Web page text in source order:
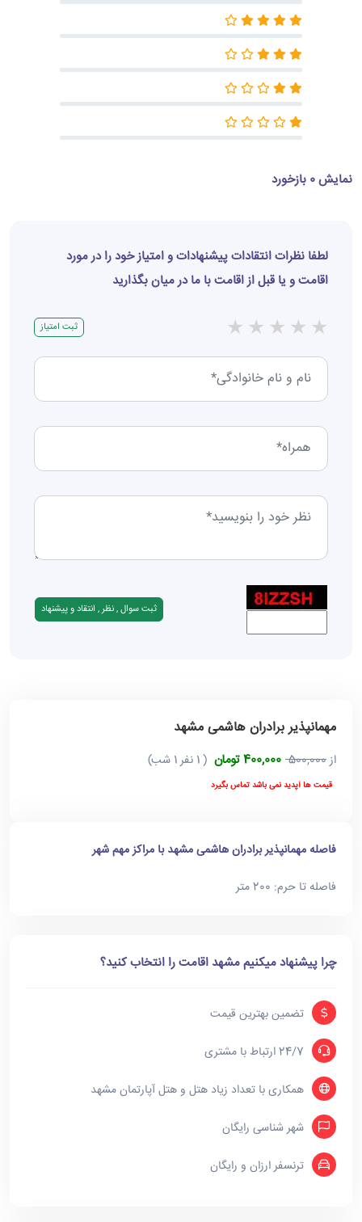
نمایش 0 بازخورد
لطفا نظرات انتقادات پیشنهادات و امتیاز خود را در مورد
اقامت و یا قبل از اقامت با ما در میان بگذارید
★
★
★
★
★ ثبت امتیاز
مهمانپذیر برادران هاشمی مشهد
از500,000 400,000 تومان ( 1 نفر 1 شب)
قیمت ها آپدید نمی باشد تماس بگیرد
فاصله مهمانپذیر برادران هاشمی مشهد با مراکز مهم شهر
فاصله تا حرم: 200 متر
چرا پیشنهاد میکنیم مشهد اقامت را انتخاب کنید؟
تضمین بهترین قیمت
24/7 ارتباط با مشتری
همکاری با تعداد زیاد هتل و هتل آپارتمان مشهد
شهر شناسی رایگان
ترنسفر ارزان و رایگان